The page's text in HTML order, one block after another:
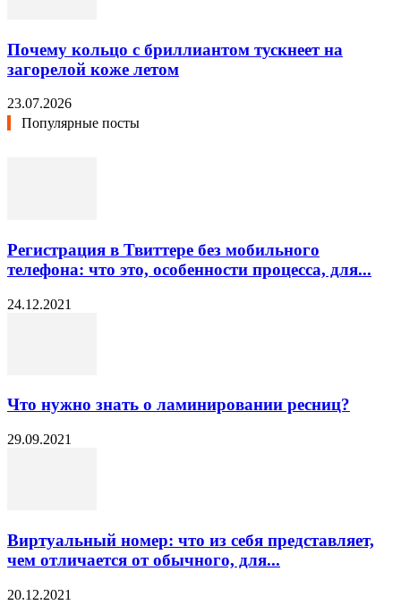
Почему кольцо с бриллиантом тускнеет на
загорелой коже летом
23.07.2026
Популярные посты
Регистрация в Твиттере без мобильного
телефона: что это, особенности процесса, для...
24.12.2021
Что нужно знать о ламинировании ресниц?
29.09.2021
Виртуальный номер: что из себя представляет,
чем отличается от обычного, для...
20.12.2021